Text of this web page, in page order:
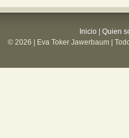
Inicio
Quien
© 2026 | Eva Toker Jawerbaum |